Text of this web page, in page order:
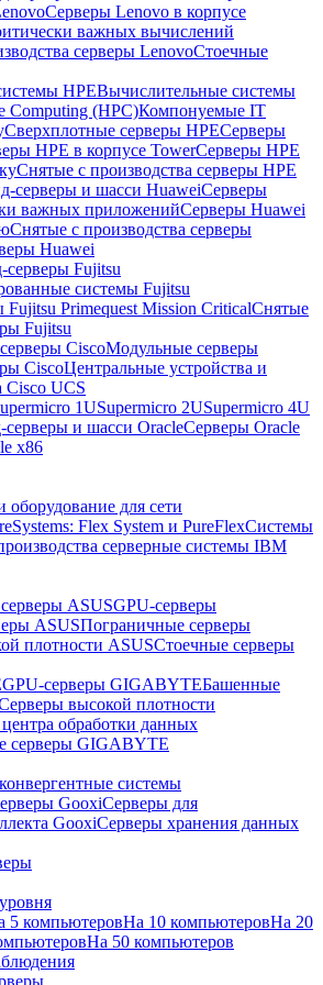
Серверы Lenovo в корпусе
важных вычислений
серверы LenovoСтоечные
HPEВычислительные системы
Computing (HPC)Компонуемые IT
Сверхплотные серверы HPEСерверы
HPE в корпусе TowerСерверы HPE
Снятые с производства серверы HPE
серверы и шасси HuaweiСерверы
важных приложенийСерверы Huawei
Снятые с производства серверы
Huawei
серверы Fujitsu
системы Fujitsu
Fujitsu Primequest Mission CriticalСнятые
Fujitsu
CiscoМодульные серверы
CiscoЦентральные устройства и
Cisco UCS
1USupermicro 2USupermicro 4U
серверы и шасси OracleСерверы Oracle
x86
для сети
Flex System и PureFlexСистемы
серверные системы IBM
ASUSGPU-серверы
ASUSПограничные серверы
плотности ASUSСтоечные серверы
GPU-серверы GIGABYTEБашенные
высокой плотности
обработки данных
серверы GIGABYTE
системы
GooxiСерверы для
GooxiСерверы хранения данных
5 компьютеровНа 10 компьютеровНа 20
На 50 компьютеров